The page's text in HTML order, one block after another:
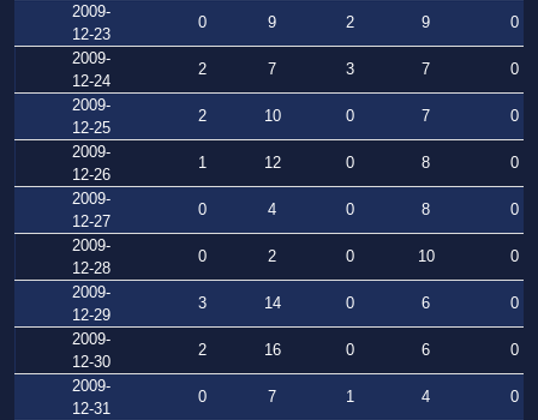
2009-
12-23
0 9 2 9
0
2009-
12-24
2 7 3 7
0
2009-
12-25
2 10 0 7
0
2009-
12-26
1 12 0 8
0
2009-
12-27
0 4 0 8
0
2009-
12-28
0 2 0 10
0
2009-
12-29
3 14 0 6
0
2009-
12-30
2 16 0 6
0
2009-
12-31
0 7 1 4 0